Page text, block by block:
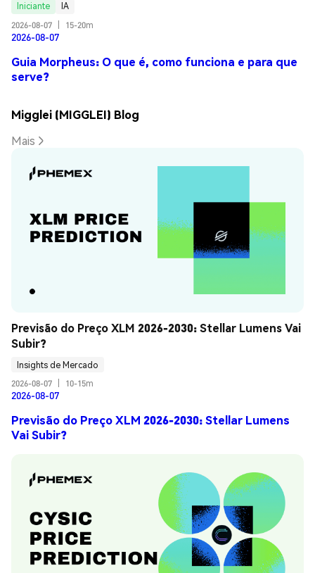
Iniciante
IA
2026-08-07
15-20m
2026-08-07
Guia Morpheus: O que é, como funciona e para que
serve?
Migglei (MIGGLEI) Blog
Mais
Previsão do Preço XLM 2026-2030: Stellar Lumens Vai
Subir?
Insights de Mercado
2026-08-07
10-15m
2026-08-07
Previsão do Preço XLM 2026-2030: Stellar Lumens
Vai Subir?